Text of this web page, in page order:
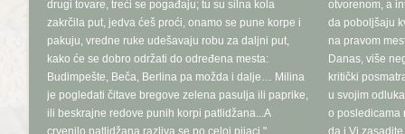
drugi tovare, treći se pogađaju; tu su silna kola
zakrčila put, jedva ćeš proći, onamo se pune korpe i
pakuju, vredne ruke udešavaju robu za daljni put,
kako će se dobro održati do određena mesta:
Budimpešte, Beča, Berlina pa možda i dalje… Milina
je pogledati čitave bregove zelena pasulja ili paprike,
ili beskrajne redove punih korpi patlidžana...A
crvenilo patlidžana razliva se po celoj pijaci."
otvorenom, a
da poboljšaju
na pravom
Danas, više
kritički
u svojim
o posledicama
da i Vi